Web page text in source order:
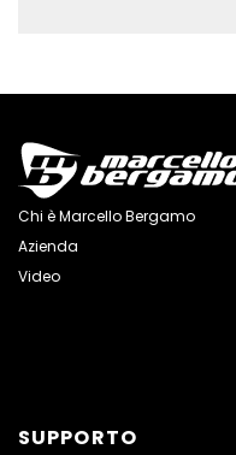
Chi è Marcello Bergamo
Azienda
Video
SUPPORTO